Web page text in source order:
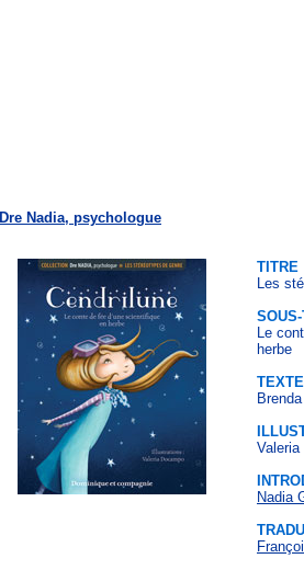
Dre Nadia, psychologue
TITRE
Les
Le
herbe
TEXTE
Valeria
Nadia